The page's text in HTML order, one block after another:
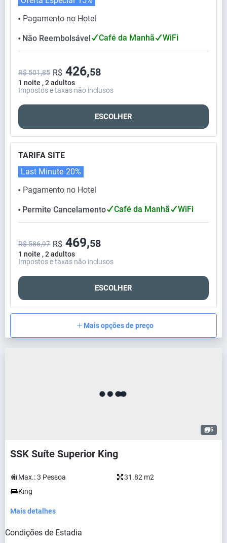
⬤ Pagamento no Hotel
⬤ Não Reembolsável Café da Manhã WiFi
1 noite , 2 adultos
R$ 501,85 R$ 426,58
Impostos e taxas não inclusos
ESCOLHER
TARIFA SITE
⬤ Pagamento no Hotel
Last Minute 20%
⬤ Permite Cancelamento Café da Manhã WiFi
1 noite , 2 adultos
R$ 586,97 R$ 469,58
Impostos e taxas não inclusos
ESCOLHER
Mais opções de preço
5
SSK Suíte Superior King
Max.:3 Pessoa
31.82 m2
King
Mais detalhes
Condições de Estadia